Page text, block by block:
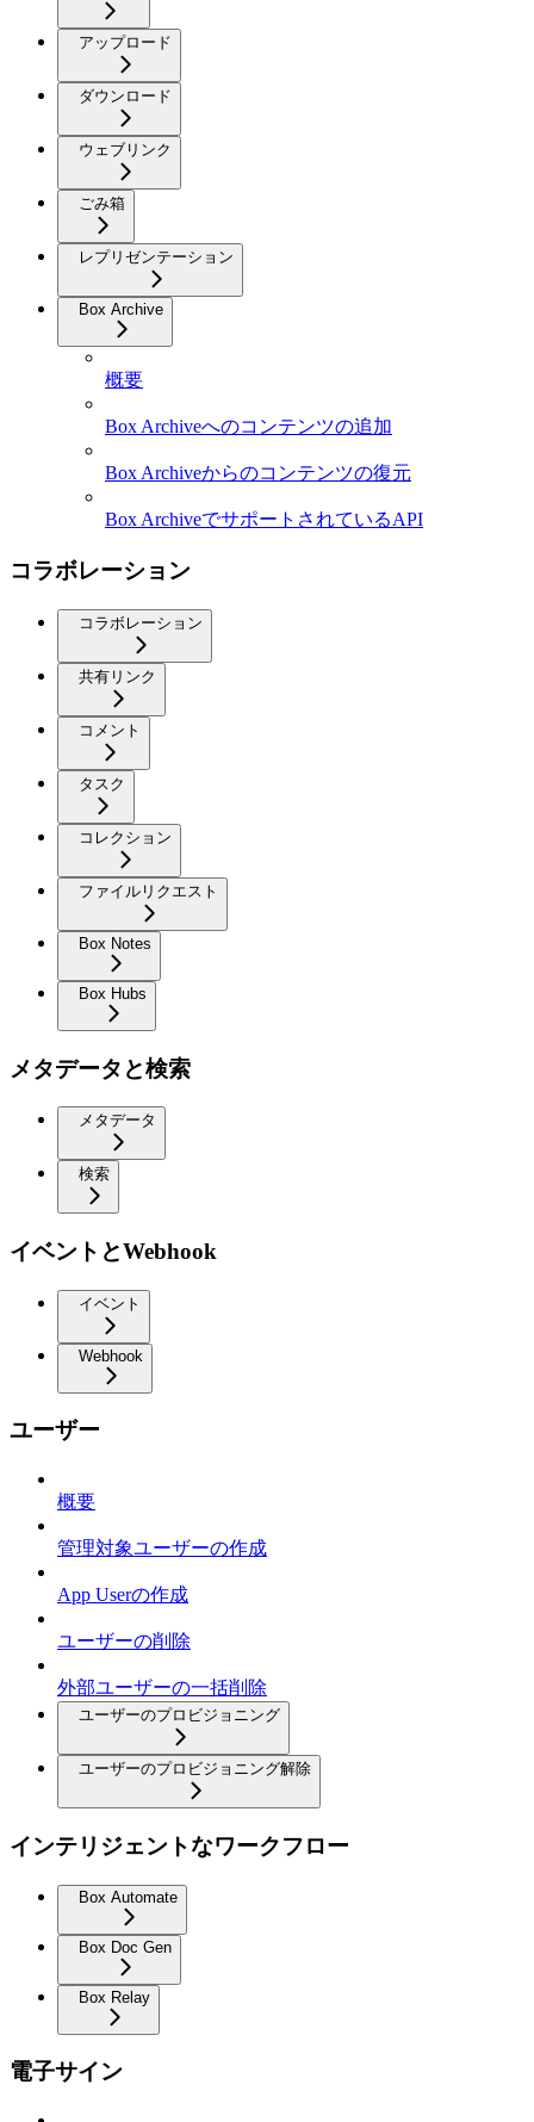
アップロード
ダウンロード
ウェブリンク
ごみ箱
レプリゼンテーション
Box Archive
概要
Box Archiveへのコンテンツの追加
Box Archiveからのコンテンツの復元
Box ArchiveでサポートされているAPI
コラボレーション
コラボレーション
共有リンク
コメント
タスク
コレクション
ファイルリクエスト
Box Notes
Box Hubs
メタデータと検索
メタデータ
検索
イベントとWebhook
イベント
Webhook
ユーザー
概要
管理対象ユーザーの作成
App Userの作成
ユーザーの削除
外部ユーザーの一括削除
ユーザーのプロビジョニング
ユーザーのプロビジョニング解除
インテリジェントなワークフロー
Box Automate
Box Doc Gen
Box Relay
電子サイン